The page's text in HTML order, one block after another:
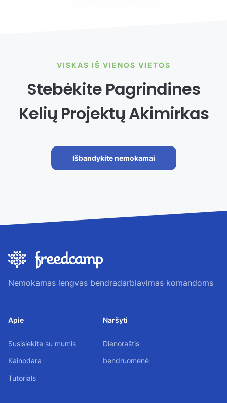
VISKAS IŠ VIENOS VIETOS
Stebėkite Pagrindines
Kelių Projektų Akimirkas
Išbandykite nemokamai
Nemokamas lengvas bendradarbiavimas komandoms
Apie
Susisiekite su mumis
Kainodara
Tutorials
Naršyti
Dienoraštis
bendruomenė